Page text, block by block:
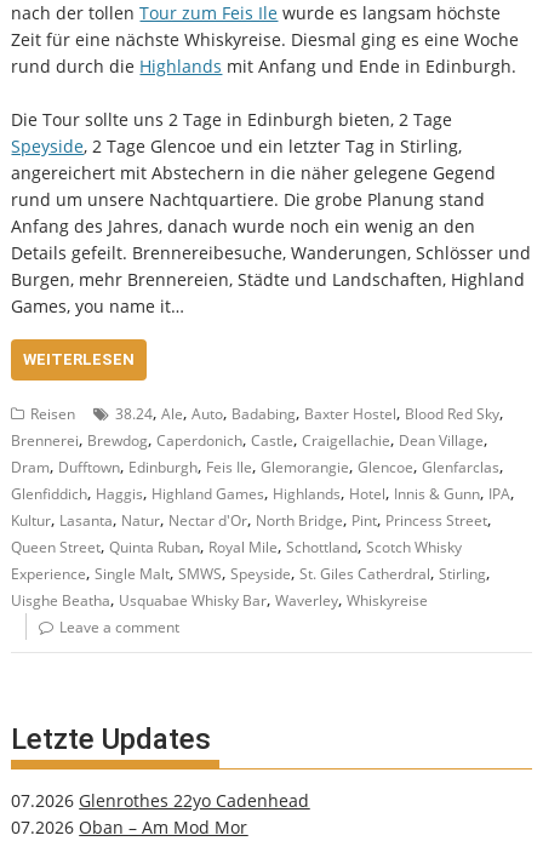
nach der tollenTour zum Feis Ile wurde es langsam höchste
Zeit für eine nächste Whiskyreise. Diesmal ging es eine Woche
rund durch die Highlands mit Anfang und Ende in Edinburgh.
Die Tour sollte uns 2 Tage in Edinburgh bieten, 2 Tage
Speyside, 2 Tage Glencoe und ein letzter Tag in Stirling,
angereichert mit Abstechern in die näher gelegene Gegend
rund um unsere Nachtquartiere. Die grobe Planung stand
Anfang des Jahres, danach wurde noch ein wenig an den
Details gefeilt. Brennereibesuche, Wanderungen, Schlösser und
Burgen, mehr Brennereien, Städte und Landschaften, Highland
Games, you name it…
WEITERLESEN
Reisen 38.24,Ale,Auto, Badabing, Baxter Hostel, Blood Red Sky,
Brennerei, Brewdog,Caperdonich,Castle,Craigellachie, Dean Village,
Dram, Dufftown, Edinburgh, Feis Ile,Glemorangie,Glencoe,Glenfarclas,
Glenfiddich, Haggis, Highland Games, Highlands, Hotel, Innis & Gunn, IPA,
Kultur, Lasanta, Natur, Nectar d'Or, North Bridge, Pint, Princess Street,
Queen Street,Quinta Ruban, Royal Mile,Schottland,Scotch Whisky
Experience,Single Malt,SMWS,Speyside,St. Giles Catherdral,Stirling,
Uisghe Beatha, Usquabae Whisky Bar,Waverley,Whiskyreise
Leave a comment
Letzte Updates
07.2026 Glenrothes 22yo Cadenhead
07.2026 Oban – Am Mod Mor